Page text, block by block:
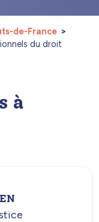
de-France
du droit
à